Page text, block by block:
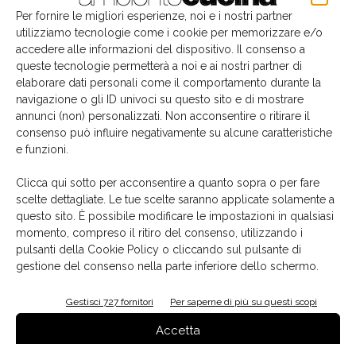
Per fornire le migliori esperienze, noi e i nostri partner
utilizziamo tecnologie come i cookie per memorizzare e/o
accedere alle informazioni del dispositivo. Il consenso a
queste tecnologie permetterà a noi e ai nostri partner di
elaborare dati personali come il comportamento durante la
navigazione o gli ID univoci su questo sito e di mostrare
annunci (non) personalizzati. Non acconsentire o ritirare il
consenso può influire negativamente su alcune caratteristiche
e funzioni.
Clicca qui sotto per acconsentire a quanto sopra o per fare
scelte dettagliate. Le tue scelte saranno applicate solamente a
questo sito. È possibile modificare le impostazioni in qualsiasi
momento, compreso il ritiro del consenso, utilizzando i
pulsanti della Cookie Policy o cliccando sul pulsante di
gestione del consenso nella parte inferiore dello schermo.
Gestisci 727 fornitori Per saperne di più su questi scopi
Accetta
La biblioteca dei brand